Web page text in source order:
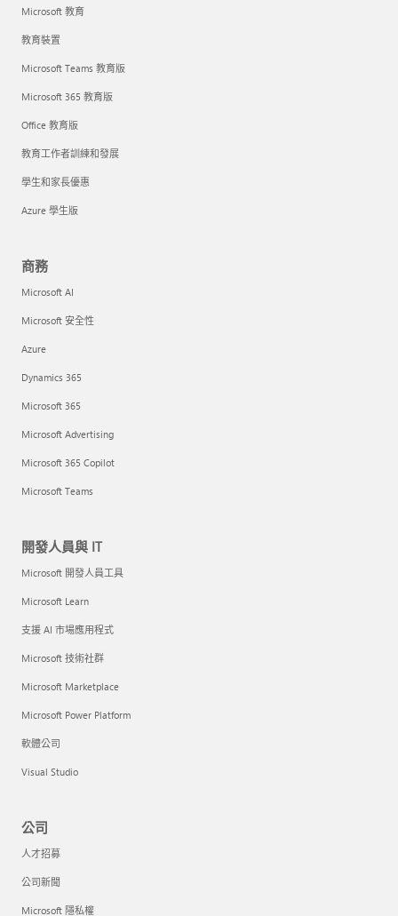
Microsoft 教育
教育裝置
Microsoft Teams 教育版
Microsoft 365 教育版
Office 教育版
教育工作者訓練和發展
學生和家長優惠
Azure 學生版
商務
Microsoft AI
Microsoft 安全性
Azure
Dynamics 365
Microsoft 365
Microsoft Advertising
Microsoft 365 Copilot
Microsoft Teams
開發人員與 IT
Microsoft 開發人員工具
Microsoft Learn
支援 AI 市場應用程式
Microsoft 技術社群
Microsoft Marketplace
Microsoft Power Platform
軟體公司
Visual Studio
公司
人才招募
公司新聞
Microsoft 隱私權